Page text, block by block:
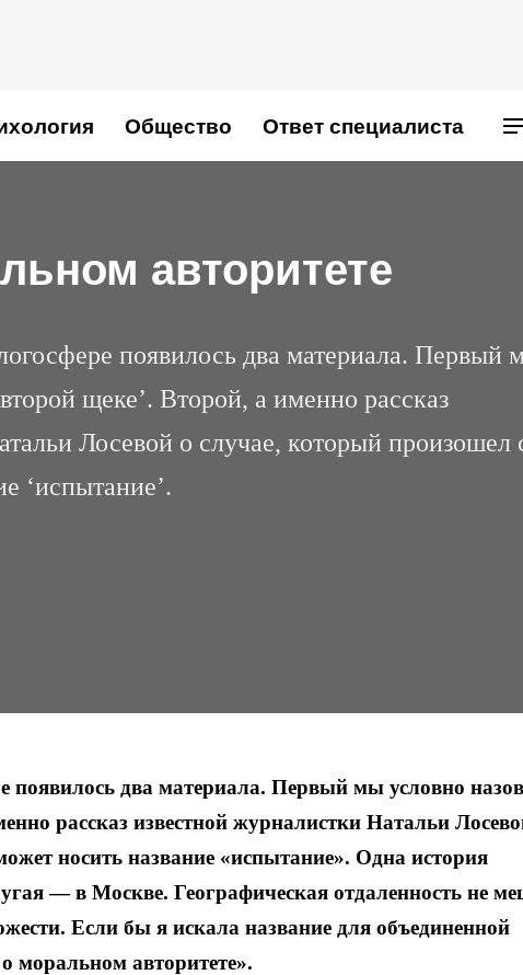
Общество Ответ специалиста
авторитете
появилось два материала. Первый
щеке’. Второй, а именно рассказ
Лосевой о случае, который произошел
‘испытание’.
появилось два материала. Первый мы условно
рассказ известной журналистки Натальи
носить название «испытание». Одна история
— в Москве. Географическая отдаленность не
Если бы я искала название для объединенной
моральном авторитете».